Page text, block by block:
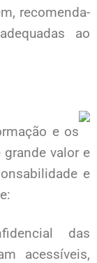
recomenda-
ao
e os
valor e
e
das
acessíveis,